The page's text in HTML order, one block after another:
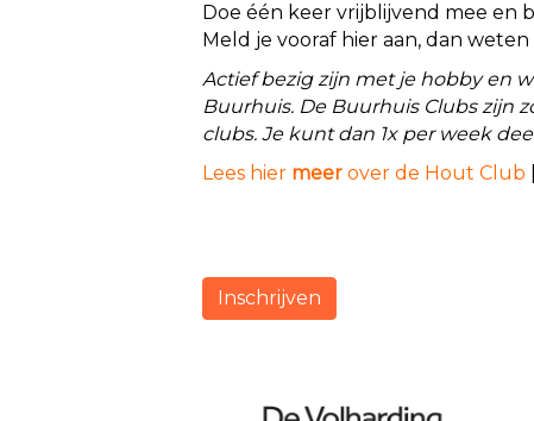
Doe één keer vrijblijvend mee en
Meld je vooraf hier aan, dan
Actief bezig zijn met je hobby en
Buurhuis. De Buurhuis Clubs zijn
clubs. Je kunt dan 1x per week
Lees hier meer over de Hout Club
Inschrijven